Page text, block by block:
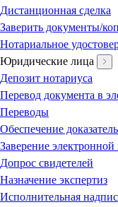
Дистанционная сделка
Заверить документы/
Нотариальное
Юридические лица
Депозит нотариуса
Перевод документа в
Переводы
Обеспечение
Заверение электронной
Допрос свидетелей
Назначение экспертиз
Исполнительная